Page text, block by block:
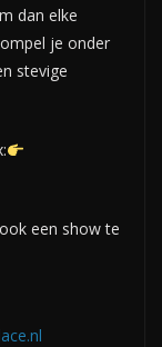
dan elke
je onder
stevige
een show te